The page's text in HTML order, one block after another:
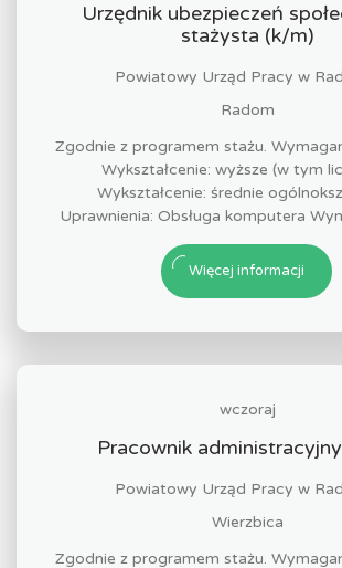
Urzędnik ubezpieczeń
stażysta (k/m)
Powiatowy Urząd Pracy w
Radom
Zgodnie z programem stażu.
Wykształcenie: wyższe (w tym
Wykształcenie: średnie
Uprawnienia: Obsługa komputera
Więcej informacji
wczoraj
Pracownik
Powiatowy Urząd Pracy w
Wierzbica
Zgodnie z programem stażu.